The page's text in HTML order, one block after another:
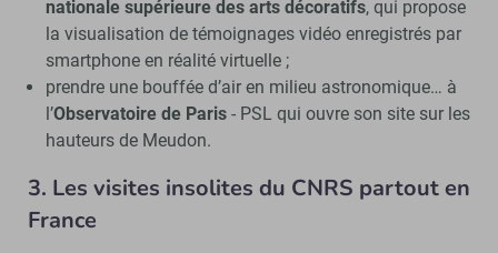
nationale supérieure des arts décoratifs, qui propose
la visualisation de témoignages vidéo enregistrés par
smartphone en réalité virtuelle ;
prendre une bouffée d’air en milieu astronomique… à
l’Observatoire de Paris- PSLqui ouvre son site sur les
hauteurs de Meudon.
3. Les visites insolites du CNRS partout en
France